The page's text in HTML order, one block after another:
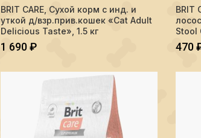
Количество BRIT CARE, Сухой корм с инд. и
В КОРЗИНУ
BRIT CARE, Сухой корм с инд. и
уткой д/взр.прив.кошек «Cat Adult
Delicious Taste», 1.5 кг
1 690₽
BRIT
Stool
470